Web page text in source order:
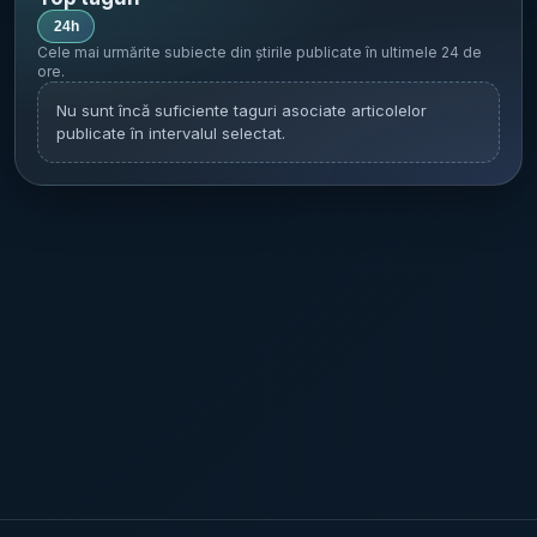
24h
Cele mai urmărite subiecte din știrile publicate în ultimele 24 de
ore.
Nu sunt încă suficiente taguri asociate articolelor
publicate în intervalul selectat.